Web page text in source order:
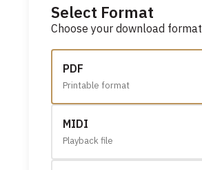
Select Format
Choose your download format
PDF
Printable format
MIDI
Playback file